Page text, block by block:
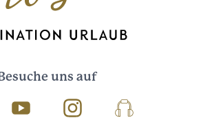
uns auf
Youtube InstagramPodcast